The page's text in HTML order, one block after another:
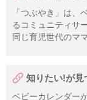
「つぶやき」は、
るコミュニティサ
同じ育児世代のマ
知りたい!が見
ベビーカレンダー